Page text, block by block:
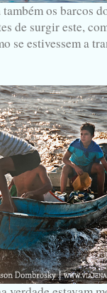
os barcos
de surgir este,
se estivessem a